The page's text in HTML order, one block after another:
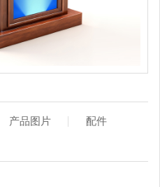
产品图片
配件